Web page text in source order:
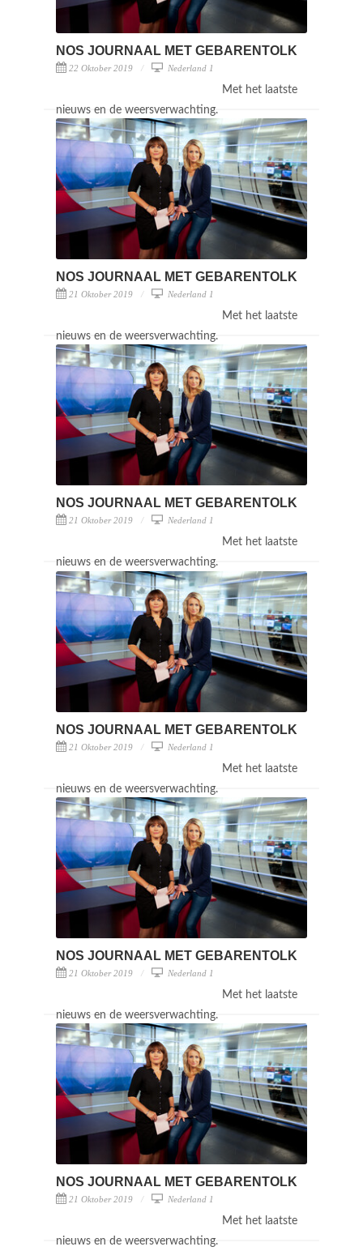
NOS JOURNAAL MET GEBARENTOLK
22 Oktober 2019 Nederland 1
Met het laatste
nieuws en de weersverwachting.
NOS JOURNAAL MET GEBARENTOLK
21 Oktober 2019 Nederland 1
Met het laatste
nieuws en de weersverwachting.
NOS JOURNAAL MET GEBARENTOLK
21 Oktober 2019 Nederland 1
Met het laatste
nieuws en de weersverwachting.
NOS JOURNAAL MET GEBARENTOLK
21 Oktober 2019 Nederland 1
Met het laatste
nieuws en de weersverwachting.
NOS JOURNAAL MET GEBARENTOLK
21 Oktober 2019 Nederland 1
Met het laatste
nieuws en de weersverwachting.
NOS JOURNAAL MET GEBARENTOLK
21 Oktober 2019 Nederland 1
Met het laatste
nieuws en de weersverwachting.